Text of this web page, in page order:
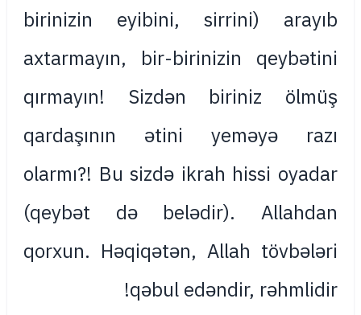
birinizin eyibini, sirrini) arayıb
axtarmayın, bir-birinizin qeybətini
qırmayın! Sizdən biriniz ölmüş
qardaşının ətini yeməyə razı
olarmı?! Bu sizdə ikrah hissi oyadar
(qeybət də belədir). Allahdan
qorxun. Həqiqətən, Allah tövbələri
qəbul edəndir, rəhmlidir!